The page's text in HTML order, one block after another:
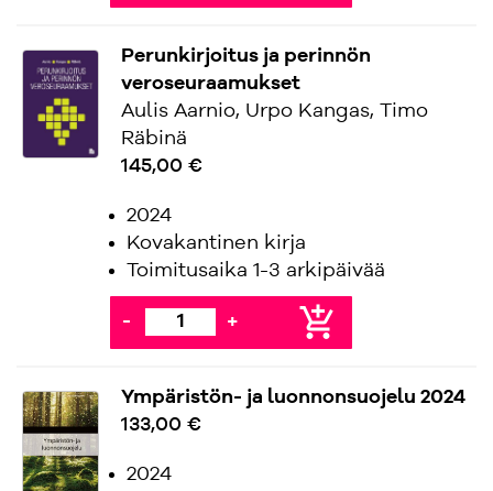
Perunkirjoitus ja perinnön
veroseuraamukset
Aulis Aarnio, Urpo Kangas, Timo
Räbinä
145,00 €
2024
Kovakantinen kirja
Toimitusaika 1-3 arkipäivää
- + add_shopping_cart
Ympäristön- ja luonnonsuojelu 2024
133,00 €
2024